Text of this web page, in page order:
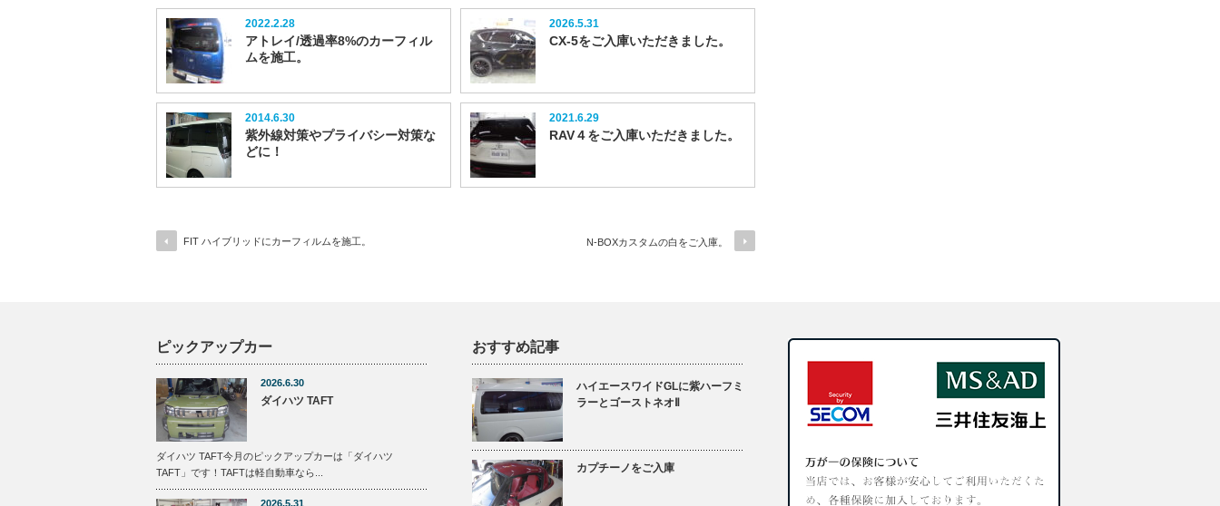
2022.2.28
アトレイ/透過率8%のカーフィル
ムを施工。
2026.5.31
CX-5をご入庫いただきました。
2014.6.30
紫外線対策やプライバシー対策な
どに！
2021.6.29
RAV４をご入庫いただきました。
FIT ハイブリッドにカーフィルムを施工。 N-BOXカスタムの白をご入庫。
ピックアップカー
2026.6.30
ダイハツ TAFT
ダイハツ TAFT今月のピックアップカーは「ダイハツ
TAFT」です！TAFTは軽自動車なら...
2026.5.31
おすすめ記事
ハイエースワイドGLに紫ハーフミ
ラーとゴーストネオⅡ
カプチーノをご入庫